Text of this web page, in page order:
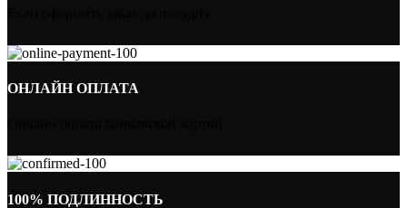
ОНЛАЙН ОПЛАТА
100% ПОДЛИННОСТЬ